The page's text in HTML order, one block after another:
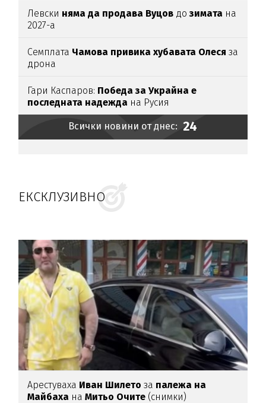
Левски няма да продава Вуцов дозимата на
2027-а
Семплата Чамова привика хубавата Олеся за
дрона
Гари Каспаров: Победа за Украйна е
последната надежда на Русия
Всички новини от днес: 24
ЕКСКЛУЗИВНО
Арестуваха Иван Шилетоза палежа на
Майбаха наМитьо Очите (снимки)